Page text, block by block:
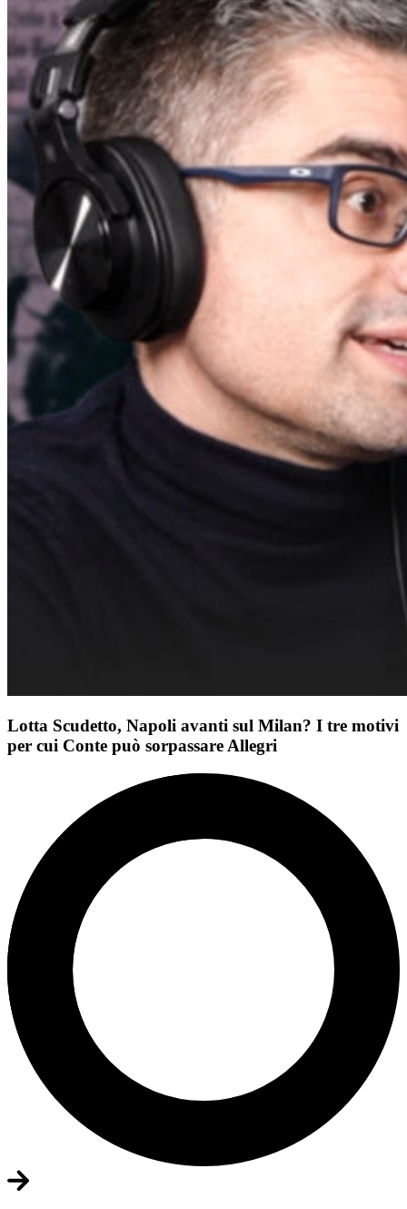
Lotta Scudetto, Napoli avanti sul Milan? I tre motivi
per cui Conte può sorpassare Allegri